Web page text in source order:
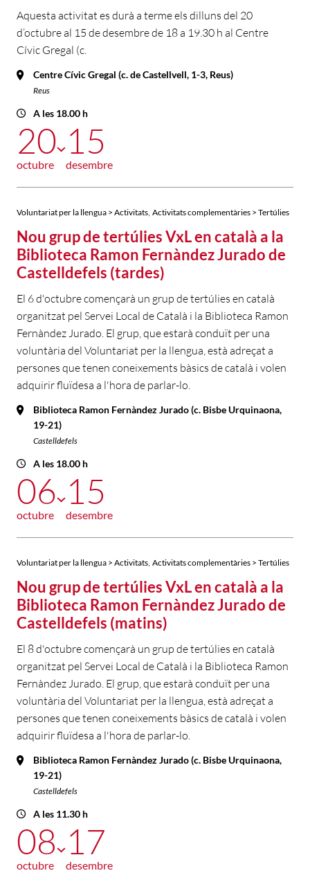
Aquesta activitat es durà a terme els dilluns del 20
d’octubre al 15 de desembre de 18 a 19.30 h al Centre
Cívic Gregal (c.
Centre Cívic Gregal (c. de Castellvell, 1-3, Reus)
Reus
A les 18.00 h
20
octubre
15
desembre
Voluntariat per la llengua > Activitats Activitats complementàries > Tertúlies
Nou grup de tertúlies VxL en català a la
Biblioteca Ramon Fernàndez Jurado de
Castelldefels (tardes)
El 6 d'octubre començarà un grup de tertúlies en català
organitzat pel Servei Local de Català i la Biblioteca Ramon
Fernàndez Jurado. El grup, que estarà conduït per una
voluntària del Voluntariat per la llengua, està adreçat a
persones que tenen coneixements bàsics de català i volen
adquirir fluïdesa a l'hora de parlar-lo.
Biblioteca Ramon Fernàndez Jurado (c. Bisbe Urquinaona,
19-21)
Castelldefels
A les 18.00 h
06
octubre
15
desembre
Voluntariat per la llengua > Activitats Activitats complementàries > Tertúlies
Nou grup de tertúlies VxL en català a la
Biblioteca Ramon Fernàndez Jurado de
Castelldefels (matins)
El 8 d'octubre començarà un grup de tertúlies en català
organitzat pel Servei Local de Català i la Biblioteca Ramon
Fernàndez Jurado. El grup, que estarà conduït per una
voluntària del Voluntariat per la llengua, està adreçat a
persones que tenen coneixements bàsics de català i volen
adquirir fluïdesa a l'hora de parlar-lo.
Biblioteca Ramon Fernàndez Jurado (c. Bisbe Urquinaona,
19-21)
Castelldefels
A les 11.30 h
08
octubre
17
desembre